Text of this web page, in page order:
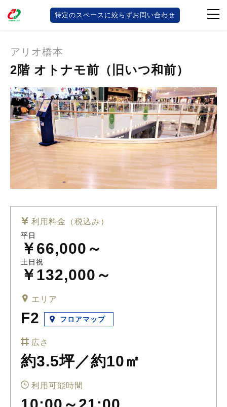
スペースレンタル
特定のスペースに絞らずお問い合わせ
アリオ橋本
2階 オトナモ前（旧いつ和前）
利用料金（税込み）
平日
￥66,000～
土日祝
￥132,000～
エリア
F2 フロアマップ
広さ
約3.5坪／約10㎡
利用可能時間